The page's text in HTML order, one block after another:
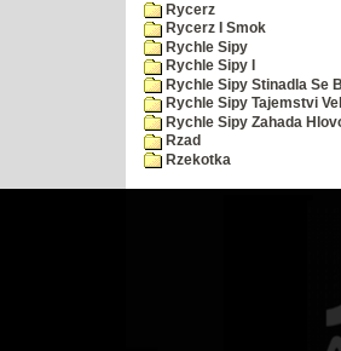
Rycerz
Rycerz I Smok
Rychle Sipy
Rychle Sipy I
Rychle Sipy Stinadla Se
Rychle Sipy Tajemstvi
Rychle Sipy Zahada
Rzad
Rzekotka